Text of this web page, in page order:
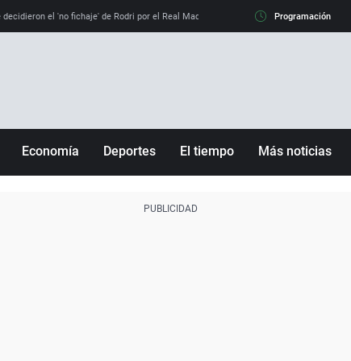
decidieron el 'no fichaje' de Rodri por el Real Madrid y su 'sí' al Barça La llamada
Programación
Economía Deportes El tiempo Más noticias